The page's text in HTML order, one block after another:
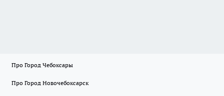
Про Город Чебоксары
Про Город Новочебоксарск